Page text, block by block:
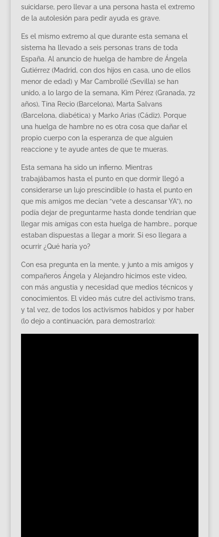
suicidarse, pero llevar a una persona hasta el extremo
de la autolesión para pedir ayuda es grave.
Es el mismo extremo al que durante esta semana el
sistema ha llevado a seis personas trans de toda
España. Al anuncio de huelga de hambre de Ángela
Gutiérrez (Madrid, con dos hijos en casa, uno de ellos
menor de edad) y Mar Cambrollé (Sevilla) se han
unido, a lo largo de la semana, Kim Pérez (Granada, 72
años), Tina Recio (Barcelona), Marta Salvans
(Barcelona, diabética) y Marko Arias (Cádiz). Porque
una huelga de hambre no es otra cosa que dañar el
propio cuerpo con la esperanza de que alguien
reaccione y te ayude antes de que te mueras.
Esta semana ha sido un infierno. Mientras
trabajábamos hasta el punto en que dormir llegó a
considerarse un lujo prescindible (o hasta el punto en
que mis amigos me decían “vete a descansar YA”), no
podía dejar de preguntarme hasta donde tendrían que
llegar mis amigas con esta huelga de hambre… porque
estaban dispuestas a llegar a morir. Si eso llegara a
ocurrir ¿Qué haría yo?
Con esa pregunta en la mente, y junto a mis amigos y
compañeros Ángela y Alejandro hicimos este video,
con más angustia y necesidad que medios técnicos y
conocimientos. El video más cutre del activismo trans,
y tal vez, de todos los activismos habidos y por haber
(lo dejo a continuación, para demostrarlo):